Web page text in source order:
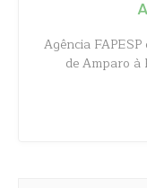
Agência
de Amparo à